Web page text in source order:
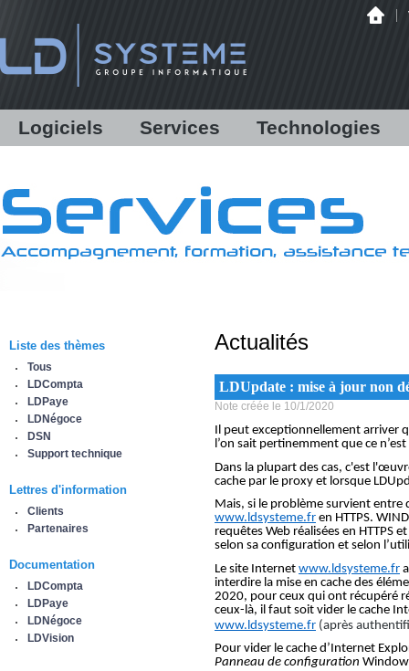
Logiciels
LDPaye
LDNégoce
Modules additionnels
Services
Formations
Support
Assistance en ligne /
Technologies
Infrastructure
Matériels
Hébergement
Sauvegarde déportée
Infogérance
Liste des thèmes
Tous
LDCompta
LDPaye
LDNégoce
DSN
Support technique
Lettres d'information
Clients
Partenaires
Documentation
LDCompta
LDPaye
LDNégoce
LDVision
Actualités
LDUpdate : mise à jour non
Note créée le 10/1/2020
Il peut exceptionnellement arriver
l’on sait pertinemment que ce
Dans la plupart des cas, c'est
cache par le proxy et lorsque
Mais, si le problème survient entre
www.ldsysteme.fr en HTTPS.
requêtes Web réalisées en HTTPS
selon sa configuration et selon
Le site Internet www.ldsysteme.fr
interdire la mise en cache des
2020, pour ceux qui ont récupéré
ceux-là, il faut soit vider le cache
www.ldsysteme.fr (après
Pour vider le cache d’Internet
Panneau de configuration